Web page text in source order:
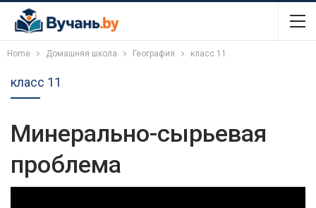
Home Домашняя школа География класс 11
класс 11
Минерально-сырьевая
проблема